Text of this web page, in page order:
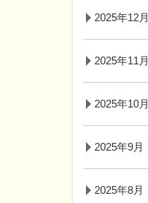
2025年12月
2025年11月
2025年10月
2025年9月
2025年8月